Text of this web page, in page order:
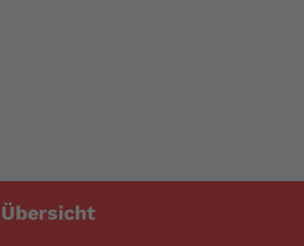
Übersicht